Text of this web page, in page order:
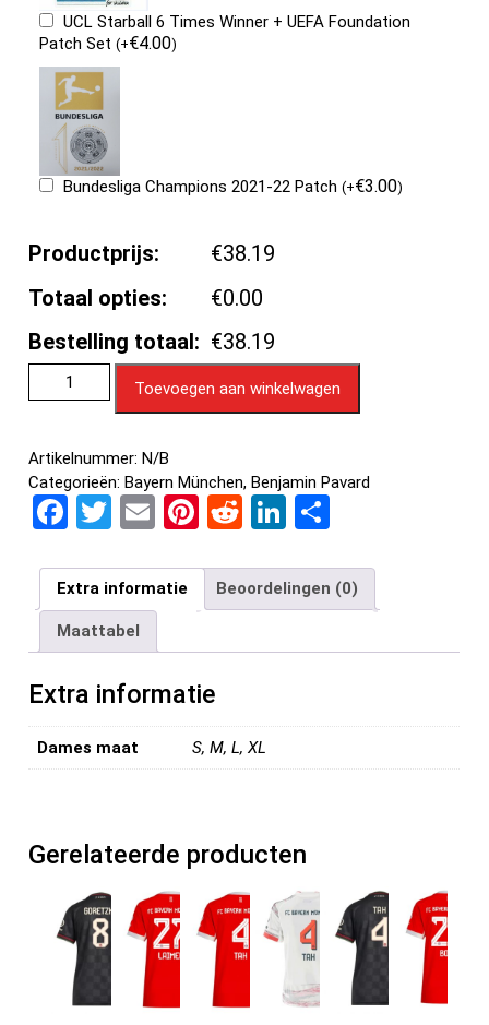
UCL Starball 6 Times Winner + UEFA Foundation
Patch Set(+€4.00)
Bundesliga Champions 2021-22 Patch(+€3.00)
Productprijs:
€38.19
Totaal opties:
€0.00
Bestelling totaal: €38.19
Toevoegen aan winkelwagen
Artikelnummer:N/B
Categorieën:Bayern München,Benjamin Pavard
F
ce
b
o
o
k
T
tt
er
E
ail
Pi
er
es
t
R
d
di
t
Li
ke
dI
n
e
n
Extra informatie Beoordelingen (0)
Maattabel
Extra informatie
Dames maat S, M, L, XL
Gerelateerde producten